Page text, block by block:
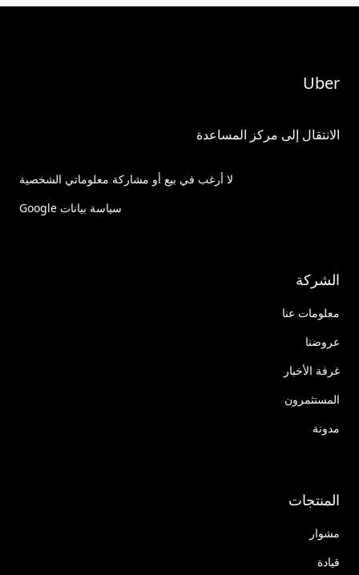
Uber
الانتقال إلى مركز المساعدة
لا أرغب في بيع أو مشاركة معلوماتي الشخصية
سياسة بيانات Google
الشركة
معلومات عنا
عروضنا
غرفة الأخبار
المستثمرون
مدونة
المنتجات
مشوار
قيادة